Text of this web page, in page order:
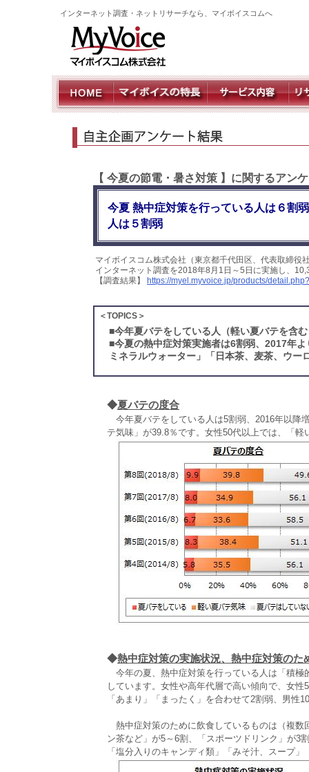
インターネット調査・ネットリサーチなら、マイボイスコムへ
【 今夏の節電・暑さ対策 】に関するアン
今夏 熱中症対策を行っている人は６割
人は５割弱
マイボイスコム株式会社（東京都千代田区、代表取締役
インターネット調査を2018年8月1日～5日に実施し、
【調査結果】
https://myel.myvoice.jp/products/
＜TOPICS＞
■今年夏バテをしている人（軽い夏バテを含
■今夏の熱中症対策実施者は6割弱、2017年
ミネラルウォーター」「日本茶、麦茶、ウ
◆夏バテの度合
今年夏バテをしている人は5割弱、2016年以降
テ気味」が39.8％です。女性50代以上では、「
◆熱中症対策の実施状況、熱中症対策のた
今年の夏、熱中症対策を行っている人は「積極
しています。女性や高年代層で高い傾向で、女
「あまり」「まったく」を合わせて2割弱、男性
熱中症対策のために飲食しているものは（複数
ン茶など」が5～6割、「スポーツドリンク」が3
「塩分入りのキャンディ類」「みそ汁、スープ